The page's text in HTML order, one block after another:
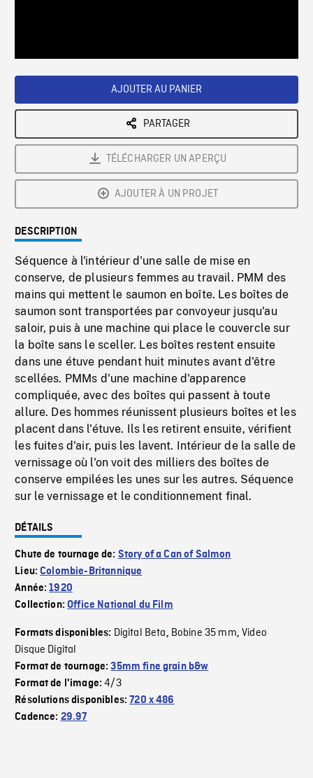
AJOUTER AU PANIER
PARTAGER
TÉLÉCHARGER UN APERÇU
AJOUTER À UN PROJET
DESCRIPTION
Séquence à l'intérieur d'une salle de mise en
conserve, de plusieurs femmes au travail. PMM des
mains qui mettent le saumon en boîte. Les boîtes de
saumon sont transportées par convoyeur jusqu'au
saloir, puis à une machine qui place le couvercle sur
la boîte sans le sceller. Les boîtes restent ensuite
dans une étuve pendant huit minutes avant d'être
scellées. PMMs d'une machine d'apparence
compliquée, avec des boîtes qui passent à toute
allure. Des hommes réunissent plusieurs boîtes et les
placent dans l'étuve. Ils les retirent ensuite, vérifient
les fuites d'air, puis les lavent. Intérieur de la salle de
vernissage où l'on voit des milliers des boîtes de
conserve empilées les unes sur les autres. Séquence
sur le vernissage et le conditionnement final.
DÉTAILS
Chute de tournage de: Story of a Can of Salmon
Lieu:Colombie-Britannique
Année:1920
Collection:Office National du Film
Formats disponibles: Digital Beta, Bobine 35 mm,Video
Disque Digital
Format de tournage:35mm fine grain b&w
Format de l'image:4/3
Résolutions disponibles:720 x 486
Cadence: 29.97